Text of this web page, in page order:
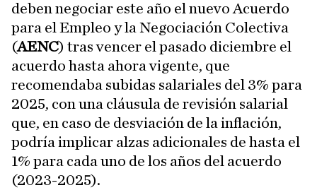
deben negociar este año el nuevo Acuerdo
para el Empleo y la Negociación Colectiva
(AENC) tras vencer el pasado diciembre el
acuerdo hasta ahora vigente, que
recomendaba subidas salariales del 3% para
2025, con una cláusula de revisión salarial
que, en caso de desviación de la inflación,
podría implicar alzas adicionales de hasta el
1% para cada uno de los años del acuerdo
(2023-2025).